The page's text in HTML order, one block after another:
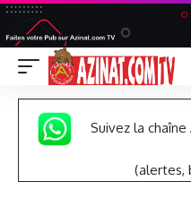
Suivez la chaîne
(alertes,